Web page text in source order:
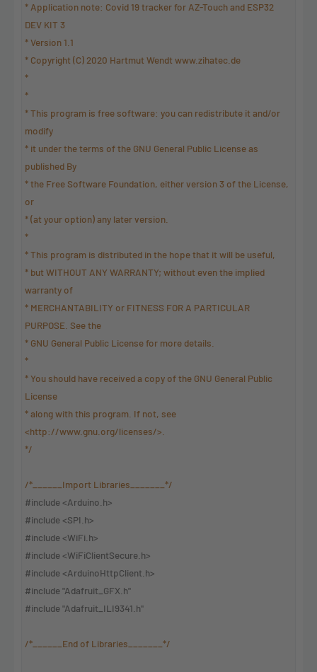
* Application note: Covid 19 tracker for AZ-Touch and ESP32
DEV KIT 3
* Version 1.1
* Copyright (C) 2020 Hartmut Wendt www.zihatec.de
*
*
* This program is free software: you can redistribute it and/or
modify
* it under the terms of the GNU General Public License as
published By
* the Free Software Foundation, either version 3 of the License,
or
* (at your option) any later version.
*
* This program is distributed in the hope that it will be useful,
* but WITHOUT ANY WARRANTY; without even the implied
warranty of
* MERCHANTABILITY or FITNESS FOR A PARTICULAR
PURPOSE. See the
* GNU General Public License for more details.
*
* You should have received a copy of the GNU General Public
License
* along with this program. If not, see
<http://www.gnu.org/licenses/>.
*/
/*______Import Libraries_______*/
#include <Arduino.h>
#include <SPI.h>
#include <WiFi.h>
#include <WiFiClientSecure.h>
#include <ArduinoHttpClient.h>
#include "Adafruit_GFX.h"
#include "Adafruit_ILI9341.h"
/*______End of Libraries_______*/